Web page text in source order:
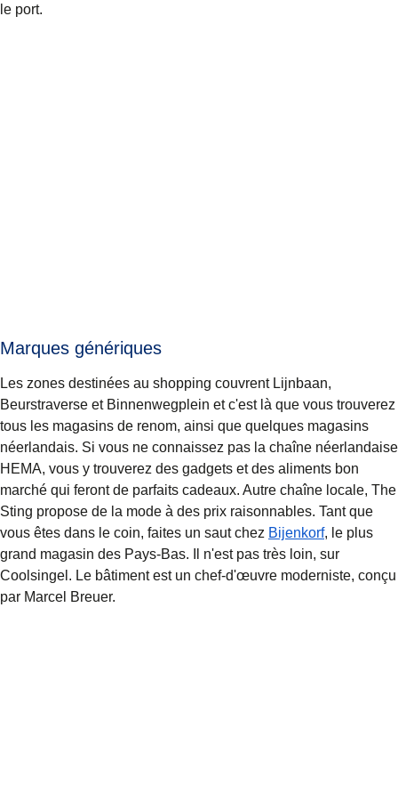
le port.
Marques génériques
Les zones destinées au shopping couvrent Lijnbaan,
Beurstraverse et Binnenwegplein et c'est là que vous trouverez
tous les magasins de renom, ainsi que quelques magasins
néerlandais. Si vous ne connaissez pas la chaîne néerlandaise
HEMA, vous y trouverez des gadgets et des aliments bon
marché qui feront de parfaits cadeaux. Autre chaîne locale, The
Sting propose de la mode à des prix raisonnables. Tant que
vous êtes dans le coin, faites un saut chez Bijenkorf( Ouvre un
, le plus
grand magasin des Pays-Bas. Il n'est pas très loin, sur
Coolsingel. Le bâtiment est un chef-d'œuvre moderniste, conçu
par Marcel Breuer.